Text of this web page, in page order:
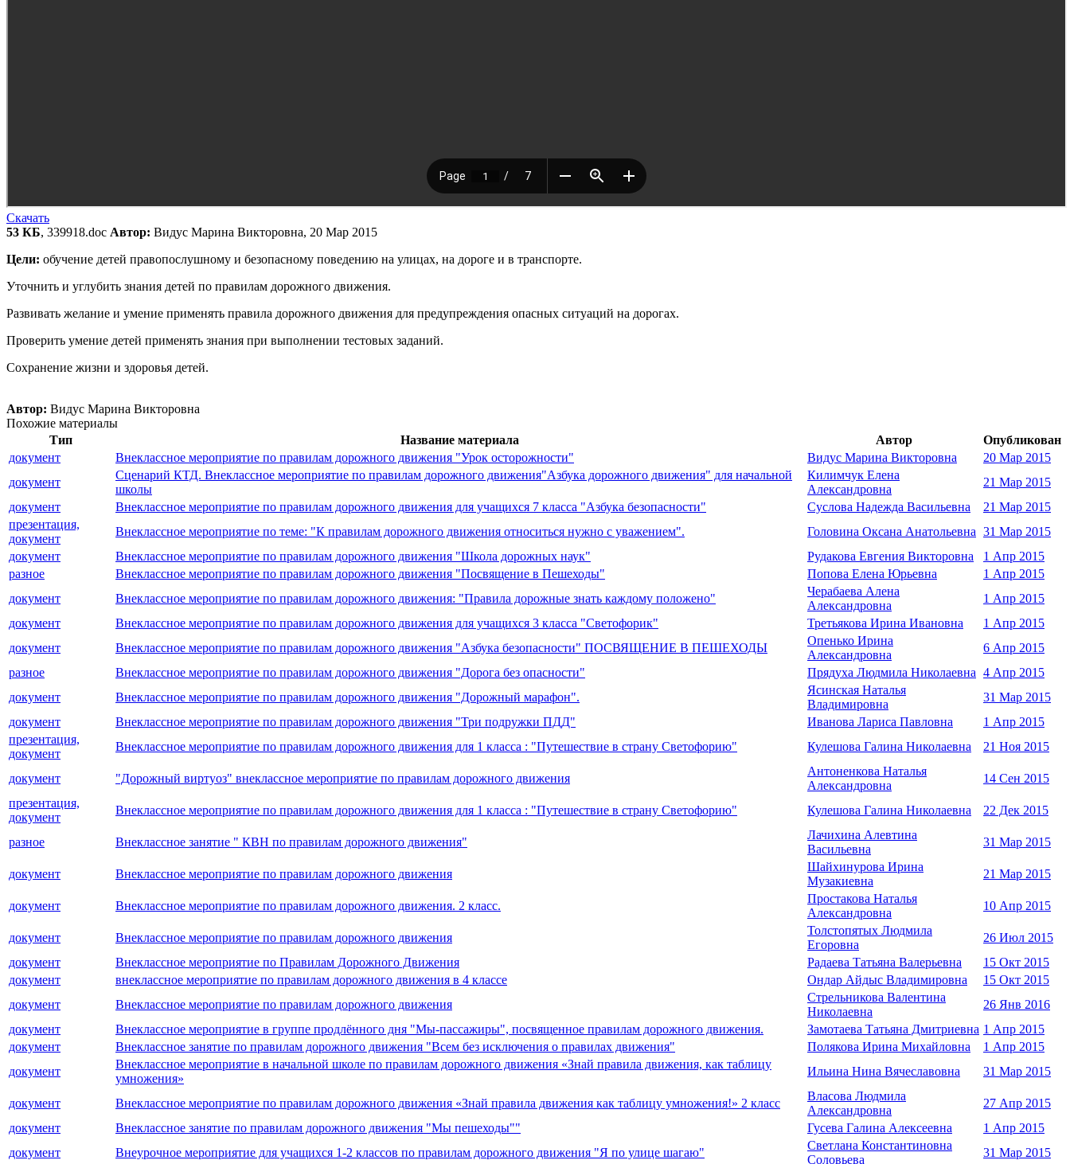
Скачать
53 КБ, 339918.doc Автор: Видус Марина Викторовна, 20 Мар 2015
Цели: обучение детей правопослушному и безопасному поведению на улицах, на дороге и в транспорте.
Уточнить и углубить знания детей по правилам дорожного движения.
Развивать желание и умение применять правила дорожного движения для предупреждения опасных ситуаций на дорогах.
Проверить умение детей применять знания при выполнении тестовых заданий.
Сохранение жизни и здоровья детей.
Автор: Видус Марина Викторовна
Похожие материалы
Тип
Название материала Автор
Опубликован
документ
Внеклассное мероприятие по правилам дорожного движения "Урок осторожности" Видус Марина Викторовна
20 Мар 2015
документ
Сценарий КТД. Внеклассное мероприятие по правилам дорожного движения"Азбука дорожного движения" для начальной
школы
Килимчук Елена
Александровна
21 Мар 2015
документ
Внеклассное мероприятие по правилам дорожного движения для учащихся 7 класса "Азбука безопасности" Суслова Надежда Васильевна
21 Мар 2015
презентация,
документ
Внеклассное мероприятие по теме: "К правилам дорожного движения относиться нужно с уважением". Головина Оксана Анатольевна 31 Мар 2015
документ
Внеклассное мероприятие по правилам дорожного движения "Школа дорожных наук" Рудакова Евгения Викторовна
1 Апр 2015
разное
Внеклассное мероприятие по правилам дорожного движения "Посвящение в Пешеходы" Попова Елена Юрьевна
1 Апр 2015
документ
Внеклассное мероприятие по правилам дорожного движения: "Правила дорожные знать каждому положено"
Черабаева Алена
Александровна
1 Апр 2015
документ
Внеклассное мероприятие по правилам дорожного движения для учащихся 3 класса "Светофорик" Третьякова Ирина Ивановна
1 Апр 2015
документ
Внеклассное мероприятие по правилам дорожного движения "Азбука безопасности" ПОСВЯЩЕНИЕ В ПЕШЕХОДЫ
Опенько Ирина
Александровна
6 Апр 2015
разное
Внеклассное мероприятие по правилам дорожного движения "Дорога без опасности" Прядуха Людмила Николаевна 4 Апр 2015
документ
Внеклассное мероприятие по правилам дорожного движения "Дорожный марафон".
Ясинская Наталья
Владимировна
31 Мар 2015
документ
Внеклассное мероприятие по правилам дорожного движения "Три подружки ПДД" Иванова Лариса Павловна
1 Апр 2015
презентация,
документ
Внеклассное мероприятие по правилам дорожного движения для 1 класса : "Путешествие в страну Светофорию" Кулешова Галина Николаевна 21 Ноя 2015
документ "Дорожный виртуоз" внеклассное мероприятие по правилам дорожного движения
Антоненкова Наталья
Александровна
14 Сен 2015
презентация,
документ
Внеклассное мероприятие по правилам дорожного движения для 1 класса : "Путешествие в страну Светофорию" Кулешова Галина Николаевна 22 Дек 2015
разное Внеклассное занятие " КВН по правилам дорожного движения"
Лачихина Алевтина
Васильевна
31 Мар 2015
документ Внеклассное мероприятие по правилам дорожного движения
Шайхинурова Ирина
Музакиевна
21 Мар 2015
документ Внеклассное мероприятие по правилам дорожного движения. 2 класс.
Простакова Наталья
Александровна
10 Апр 2015
документ Внеклассное мероприятие по правилам дорожного движения
Толстопятых Людмила
Егоровна
26 Июл 2015
документ
Внеклассное мероприятие по Правилам Дорожного Движения Радаева Татьяна Валерьевна
15 Окт 2015
документ
внеклассное мероприятие по правилам дорожного движения в 4 классе Ондар Айдыс Владимировна
15 Окт 2015
документ
Внеклассное мероприятие по правилам дорожного движения
Стрельникова Валентина
Николаевна
26 Янв 2016
документ
Внеклассное мероприятие в группе продлённого дня "Мы-пассажиры", посвященное правилам дорожного движения. Замотаева Татьяна Дмитриевна 1 Апр 2015
документ
Внеклассное занятие по правилам дорожного движения "Всем без исключения о правилах движения" Полякова Ирина Михайловна
1 Апр 2015
документ
Внеклассное мероприятие в начальной школе по правилам дорожного движения «Знай правила движения, как таблицу
умножения»
Ильина Нина Вячеславовна 31 Мар 2015
документ Внеклассное мероприятие по правилам дорожного движения «Знай правила движения как таблицу умножения!» 2 класс
Власова Людмила
Александровна
27 Апр 2015
документ
Внеклассное занятие по правилам дорожного движения "Мы пешеходы"" Гусева Галина Алексеевна
1 Апр 2015
документ
Внеурочное мероприятие для учащихся 1-2 классов по правилам дорожного движения "Я по улице шагаю"
Светлана Константиновна
Соловьева
31 Мар 2015